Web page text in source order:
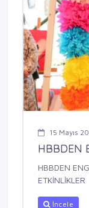
15 Mayıs
HBBDEN
HBBDEN
ETKİNLİKLER
İncele